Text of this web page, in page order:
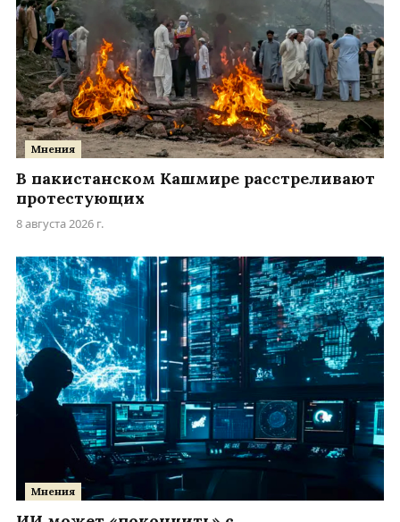
Мнения
В пакистанском Кашмире расстреливают
протестующих
8 августа 2026 г.
Мнения